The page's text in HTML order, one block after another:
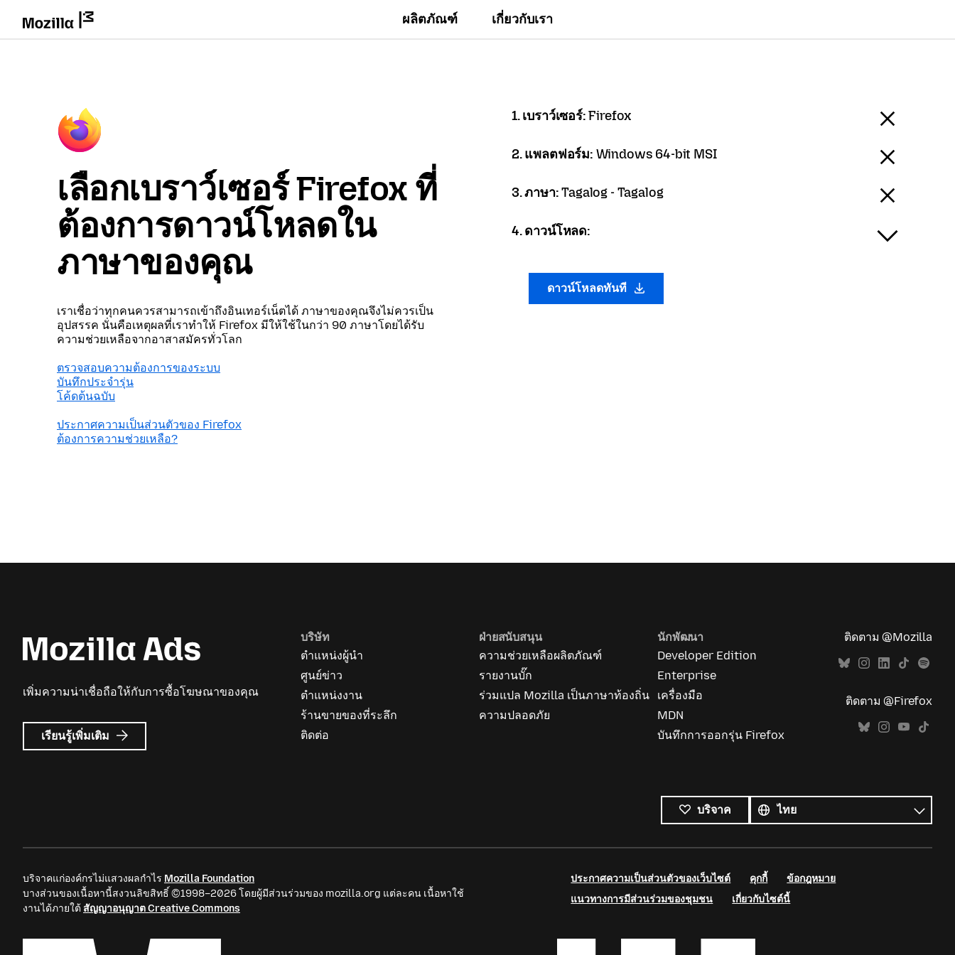
ผลิตภัณฑ์ เกี่ยวกับเรา
เลือกเบราว์เซอร์ Firefox ที่
ต้องการดาวน์โหลดใน
ภาษาของคุณ
เราเชื่อว่าทุกคนควรสามารถเข้าถึงอินเทอร์เน็ตได้ ภาษาของคุณจึงไม่ควรเป็น
อุปสรรค นั่นคือเหตุผลที่เราทำให้ Firefox มีให้ใช้ในกว่า 90 ภาษาโดยได้รับ
ความช่วยเหลือจากอาสาสมัครทั่วโลก
ตรวจสอบความต้องการของระบบ
บันทึกประจำรุ่น
โค้ดต้นฉบับ
ประกาศความเป็นส่วนตัวของ Firefox
ต้องการความช่วยเหลือ?
1. เบราว์เซอร์:Firefox
2. แพลตฟอร์ม: Windows 64-bit MSI
3. ภาษา:Tagalog - Tagalog
4. ดาวน์โหลด:
ดาวน์โหลดทันที
เพิ่มความน่าเชื่อถือให้กับการซื้อโฆษณาของคุณ
เรียนรู้เพิ่มเติม เกี่ยว
กับ
บริษัท
ตำแหน่งผู้นำ
ศูนย์ข่าว
ตำแหน่งงาน
ร้านขายของที่ระลึก
ติดต่อ
ฝ่ายสนับสนุน
ความช่วยเหลือผลิตภัณฑ์
รายงานบั๊ก
ร่วมแปล Mozilla เป็นภาษาท้องถิ่น
ความปลอดภัย
นักพัฒนา
Developer Edition
Enterprise
เครื่องมือ
MDN
บันทึกการออกรุ่น Firefox
ติดตาม @Mozilla
ติดตาม @Firefox
บริจาค
ทั้งหมด
ภาษา
บริจาคแก่องค์กรไม่แสวงผลกำไร Mozilla Foundation
บางส่วนของเนื้อหานี้สงวนลิขสิทธิ์ ©1998–2026 โดยผู้มีส่วนร่วมของ mozilla.org แต่ละคน เนื้อหาใช้
งานได้ภายใต้ สัญญาอนุญาต Creative Commons
ประกาศความเป็นส่วนตัวของเว็บไซต์ คุกกี้
ข้อกฎหมาย
แนวทางการมีส่วนร่วมของชุมชน
เกี่ยวกับไซต์นี้